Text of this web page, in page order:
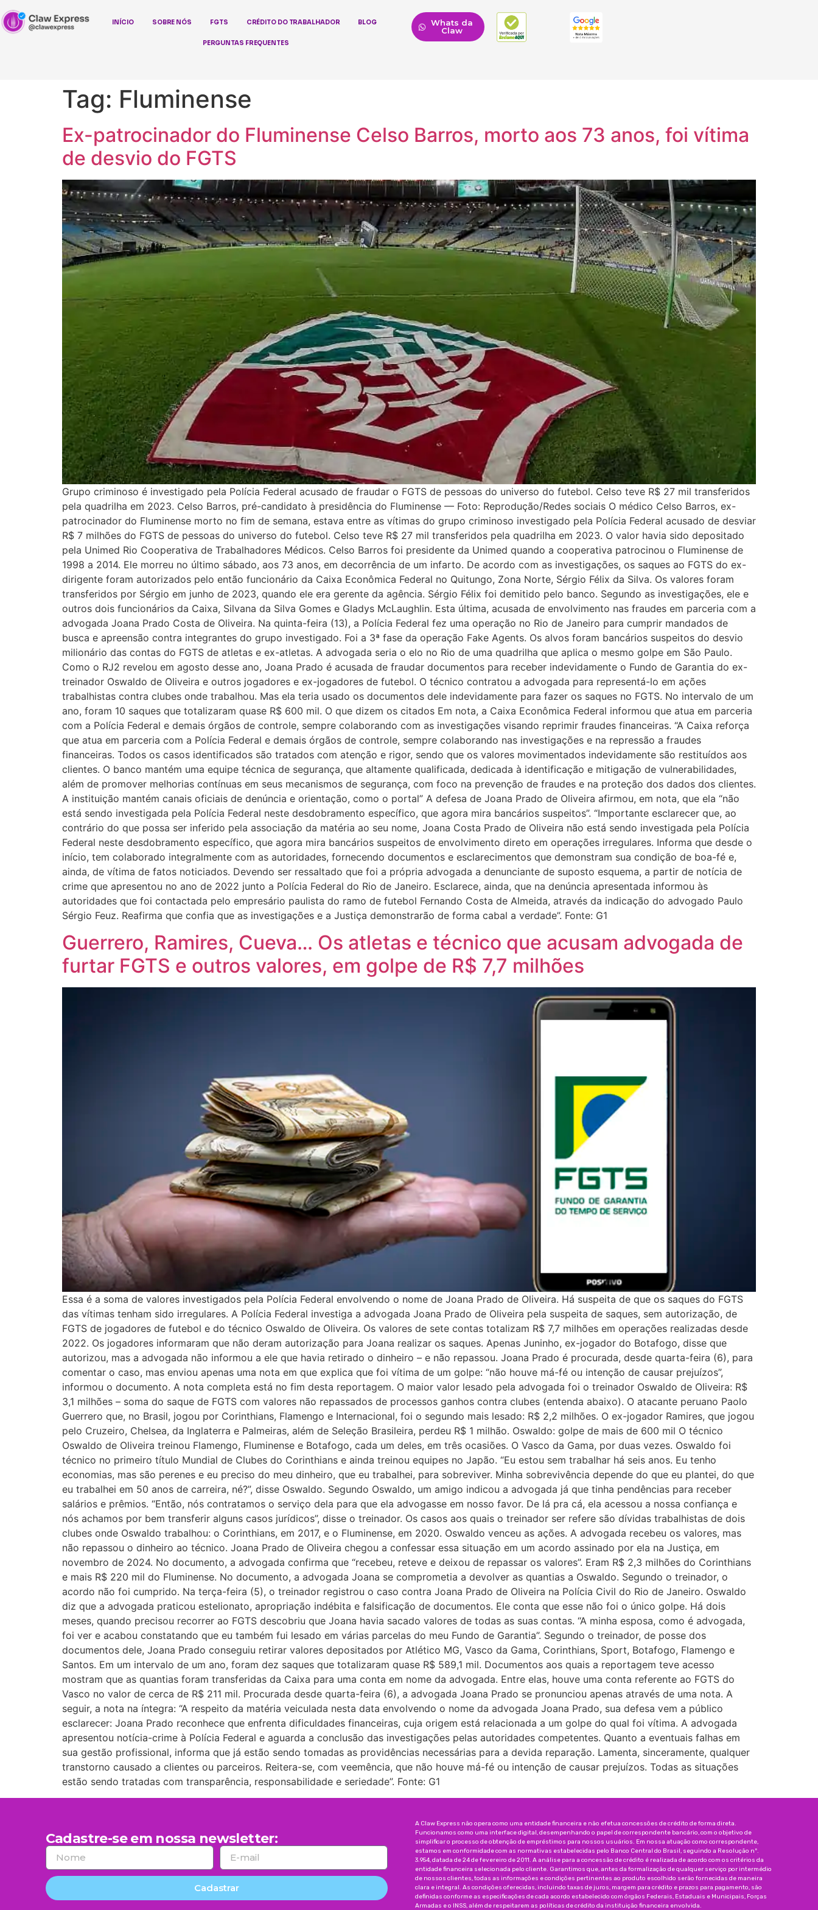
INÍCIO SOBRE NÓS FGTS CRÉDITO DO TRABALHADOR BLOG
PERGUNTAS FREQUENTES
Whats da
Claw
Tag: Fluminense
Ex-patrocinador do Fluminense Celso Barros, morto aos 73 anos, foi vítima
de desvio do FGTS
Grupo criminoso é investigado pela Polícia Federal acusado de fraudar o FGTS de pessoas do universo do futebol. Celso teve R$ 27 mil transferidos
pela quadrilha em 2023. Celso Barros, pré-candidato à presidência do Fluminense — Foto: Reprodução/Redes sociais O médico Celso Barros, ex-
patrocinador do Fluminense morto no fim de semana, estava entre as vítimas do grupo criminoso investigado pela Polícia Federal acusado de desviar
R$ 7 milhões do FGTS de pessoas do universo do futebol. Celso teve R$ 27 mil transferidos pela quadrilha em 2023. O valor havia sido depositado
pela Unimed Rio Cooperativa de Trabalhadores Médicos. Celso Barros foi presidente da Unimed quando a cooperativa patrocinou o Fluminense de
1998 a 2014. Ele morreu no último sábado, aos 73 anos, em decorrência de um infarto. De acordo com as investigações, os saques ao FGTS do ex-
dirigente foram autorizados pelo então funcionário da Caixa Econômica Federal no Quitungo, Zona Norte, Sérgio Félix da Silva. Os valores foram
transferidos por Sérgio em junho de 2023, quando ele era gerente da agência. Sérgio Félix foi demitido pelo banco. Segundo as investigações, ele e
outros dois funcionários da Caixa, Silvana da Silva Gomes e Gladys McLaughlin. Esta última, acusada de envolvimento nas fraudes em parceria com a
advogada Joana Prado Costa de Oliveira. Na quinta-feira (13), a Polícia Federal fez uma operação no Rio de Janeiro para cumprir mandados de
busca e apreensão contra integrantes do grupo investigado. Foi a 3ª fase da operação Fake Agents. Os alvos foram bancários suspeitos do desvio
milionário das contas do FGTS de atletas e ex-atletas. A advogada seria o elo no Rio de uma quadrilha que aplica o mesmo golpe em São Paulo.
Como o RJ2 revelou em agosto desse ano, Joana Prado é acusada de fraudar documentos para receber indevidamente o Fundo de Garantia do ex-
treinador Oswaldo de Oliveira e outros jogadores e ex-jogadores de futebol. O técnico contratou a advogada para representá-lo em ações
trabalhistas contra clubes onde trabalhou. Mas ela teria usado os documentos dele indevidamente para fazer os saques no FGTS. No intervalo de um
ano, foram 10 saques que totalizaram quase R$ 600 mil. O que dizem os citados Em nota, a Caixa Econômica Federal informou que atua em parceria
com a Polícia Federal e demais órgãos de controle, sempre colaborando com as investigações visando reprimir fraudes financeiras. “A Caixa reforça
que atua em parceria com a Polícia Federal e demais órgãos de controle, sempre colaborando nas investigações e na repressão a fraudes
financeiras. Todos os casos identificados são tratados com atenção e rigor, sendo que os valores movimentados indevidamente são restituídos aos
clientes. O banco mantém uma equipe técnica de segurança, que altamente qualificada, dedicada à identificação e mitigação de vulnerabilidades,
além de promover melhorias contínuas em seus mecanismos de segurança, com foco na prevenção de fraudes e na proteção dos dados dos clientes.
A instituição mantém canais oficiais de denúncia e orientação, como o portal” A defesa de Joana Prado de Oliveira afirmou, em nota, que ela “não
está sendo investigada pela Polícia Federal neste desdobramento específico, que agora mira bancários suspeitos”. “Importante esclarecer que, ao
contrário do que possa ser inferido pela associação da matéria ao seu nome, Joana Costa Prado de Oliveira não está sendo investigada pela Polícia
Federal neste desdobramento específico, que agora mira bancários suspeitos de envolvimento direto em operações irregulares. Informa que desde o
início, tem colaborado integralmente com as autoridades, fornecendo documentos e esclarecimentos que demonstram sua condição de boa-fé e,
ainda, de vítima de fatos noticiados. Devendo ser ressaltado que foi a própria advogada a denunciante de suposto esquema, a partir de notícia de
crime que apresentou no ano de 2022 junto a Polícia Federal do Rio de Janeiro. Esclarece, ainda, que na denúncia apresentada informou às
autoridades que foi contactada pelo empresário paulista do ramo de futebol Fernando Costa de Almeida, através da indicação do advogado Paulo
Sérgio Feuz. Reafirma que confia que as investigações e a Justiça demonstrarão de forma cabal a verdade”. Fonte: G1
Guerrero, Ramires, Cueva… Os atletas e técnico que acusam advogada de
furtar FGTS e outros valores, em golpe de R$ 7,7 milhões
Essa é a soma de valores investigados pela Polícia Federal envolvendo o nome de Joana Prado de Oliveira. Há suspeita de que os saques do FGTS
das vítimas tenham sido irregulares. A Polícia Federal investiga a advogada Joana Prado de Oliveira pela suspeita de saques, sem autorização, de
FGTS de jogadores de futebol e do técnico Oswaldo de Oliveira. Os valores de sete contas totalizam R$ 7,7 milhões em operações realizadas desde
2022. Os jogadores informaram que não deram autorização para Joana realizar os saques. Apenas Juninho, ex-jogador do Botafogo, disse que
autorizou, mas a advogada não informou a ele que havia retirado o dinheiro – e não repassou. Joana Prado é procurada, desde quarta-feira (6), para
comentar o caso, mas enviou apenas uma nota em que explica que foi vítima de um golpe: “não houve má-fé ou intenção de causar prejuízos”,
informou o documento. A nota completa está no fim desta reportagem. O maior valor lesado pela advogada foi o treinador Oswaldo de Oliveira: R$
3,1 milhões – soma do saque de FGTS com valores não repassados de processos ganhos contra clubes (entenda abaixo). O atacante peruano Paolo
Guerrero que, no Brasil, jogou por Corinthians, Flamengo e Internacional, foi o segundo mais lesado: R$ 2,2 milhões. O ex-jogador Ramires, que jogou
pelo Cruzeiro, Chelsea, da Inglaterra e Palmeiras, além de Seleção Brasileira, perdeu R$ 1 milhão. Oswaldo: golpe de mais de 600 mil O técnico
Oswaldo de Oliveira treinou Flamengo, Fluminense e Botafogo, cada um deles, em três ocasiões. O Vasco da Gama, por duas vezes. Oswaldo foi
técnico no primeiro título Mundial de Clubes do Corinthians e ainda treinou equipes no Japão. “Eu estou sem trabalhar há seis anos. Eu tenho
economias, mas são perenes e eu preciso do meu dinheiro, que eu trabalhei, para sobreviver. Minha sobrevivência depende do que eu plantei, do que
eu trabalhei em 50 anos de carreira, né?”, disse Oswaldo. Segundo Oswaldo, um amigo indicou a advogada já que tinha pendências para receber
salários e prêmios. “Então, nós contratamos o serviço dela para que ela advogasse em nosso favor. De lá pra cá, ela acessou a nossa confiança e
nós achamos por bem transferir alguns casos jurídicos”, disse o treinador. Os casos aos quais o treinador ser refere são dívidas trabalhistas de dois
clubes onde Oswaldo trabalhou: o Corinthians, em 2017, e o Fluminense, em 2020. Oswaldo venceu as ações. A advogada recebeu os valores, mas
não repassou o dinheiro ao técnico. Joana Prado de Oliveira chegou a confessar essa situação em um acordo assinado por ela na Justiça, em
novembro de 2024. No documento, a advogada confirma que “recebeu, reteve e deixou de repassar os valores”. Eram R$ 2,3 milhões do Corinthians
e mais R$ 220 mil do Fluminense. No documento, a advogada Joana se comprometia a devolver as quantias a Oswaldo. Segundo o treinador, o
acordo não foi cumprido. Na terça-feira (5), o treinador registrou o caso contra Joana Prado de Oliveira na Polícia Civil do Rio de Janeiro. Oswaldo
diz que a advogada praticou estelionato, apropriação indébita e falsificação de documentos. Ele conta que esse não foi o único golpe. Há dois
meses, quando precisou recorrer ao FGTS descobriu que Joana havia sacado valores de todas as suas contas. “A minha esposa, como é advogada,
foi ver e acabou constatando que eu também fui lesado em várias parcelas do meu Fundo de Garantia”. Segundo o treinador, de posse dos
documentos dele, Joana Prado conseguiu retirar valores depositados por Atlético MG, Vasco da Gama, Corinthians, Sport, Botafogo, Flamengo e
Santos. Em um intervalo de um ano, foram dez saques que totalizaram quase R$ 589,1 mil. Documentos aos quais a reportagem teve acesso
mostram que as quantias foram transferidas da Caixa para uma conta em nome da advogada. Entre elas, houve uma conta referente ao FGTS do
Vasco no valor de cerca de R$ 211 mil. Procurada desde quarta-feira (6), a advogada Joana Prado se pronunciou apenas através de uma nota. A
seguir, a nota na íntegra: “A respeito da matéria veiculada nesta data envolvendo o nome da advogada Joana Prado, sua defesa vem a público
esclarecer: Joana Prado reconhece que enfrenta dificuldades financeiras, cuja origem está relacionada a um golpe do qual foi vítima. A advogada
apresentou notícia-crime à Polícia Federal e aguarda a conclusão das investigações pelas autoridades competentes. Quanto a eventuais falhas em
sua gestão profissional, informa que já estão sendo tomadas as providências necessárias para a devida reparação. Lamenta, sinceramente, qualquer
transtorno causado a clientes ou parceiros. Reitera-se, com veemência, que não houve má-fé ou intenção de causar prejuízos. Todas as situações
estão sendo tratadas com transparência, responsabilidade e seriedade”. Fonte: G1
Cadastre-se em nossa newsletter:
Cadastrar
A Claw Express não opera como uma entidade financeira e não efetua concessões de crédito de forma direta.
Funcionamos como uma interface digital, desempenhando o papel de correspondente bancário, com o objetivo de
simplificar o processo de obtenção de empréstimos para nossos usuários. Em nossa atuação como correspondente,
estamos em conformidade com as normativas estabelecidas pelo Banco Central do Brasil, seguindo a Resolução nº.
3.954, datada de 24 de fevereiro de 2011. A análise para a concessão de crédito é realizada de acordo com os critérios da
entidade financeira selecionada pelo cliente. Garantimos que, antes da formalização de qualquer serviço por intermédio
de nossos clientes, todas as informações e condições pertinentes ao produto escolhido serão fornecidas de maneira
clara e integral. As condições oferecidas, incluindo taxas de juros, margem para crédito e prazos para pagamento, são
definidas conforme as especificações de cada acordo estabelecido com órgãos Federais, Estaduais e Municipais, Forças
Armadas e o INSS, além de respeitarem as políticas de crédito da instituição financeira envolvida.